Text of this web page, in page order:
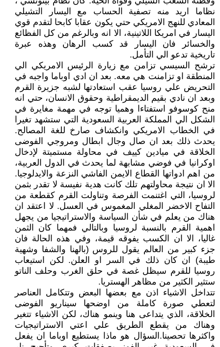
نظاما اريد منه تصفية الحساب مع اليسار التشيلي
المعادي للنهج الامريكي حتي يكون عقابا كابحا لتقدم قوي
اليسار في امريكا اللاتينية، الا انه وبالرغم من كل الفظائع
والخسائر فان اليسار قد كسب الرهان وهذه عبرة
تاريخية تدعو الي التأمل.
ترشح السيسي تزامن مع زيارة الرئيس الامريكي الي
المنطقة او تزامنت هي معه. بعد ان ادي اوباما واجبه في
التحريض علي روسيا عقب استعادتها لشبه جزيرة القرم
وبعد ان نادي بقيم الديمقراطية وحقوق الانسان، حتي انه
منح كوسوفو استفتاءا وهميا توجه في مهمة مغايرة في
الشكل الي المملكة العربية السعودية التي ستشهد تغيرا
في الخطاب الامريكي وانكشاف صارخ للغة المصالح.
يحدث ذلك بعد ان صال وجال ابطال ومروجي الفوضى
الخلاقة في ميادين كييف في محاولة مستميتة لإدخال
اوكرانيا في فوضي مشابهة لما يحدث في الدول العربية،
من اهم ادواتها القطاع الايمن الفاشي النزعة والايدلوجيا.
الا ان نتيجة محاولتهم تلك كانت هدية نفيسة لا تقدر بثمن
لروسيا، التي اغتنمت الفرصة وتناولت القرم كقطعة من
التفاح الاخضر المغلي المغموس في العسل. لا اعتقد ان
هناك من يعلم في شأن السياسة والاستراتيجيا من يجهل
اهمية القرم بالنسبة لروسيا وبالتالي فمهما كان الثمن
غاليا، الا ان الكسب يفوقه قيمة، وفي هذه الحالة فان
جزء كبير من العالم يقول للروس (بالهنا والشفا وشهية
طيبة) ان كان ذلك في السر او العلن. لكن استيعاب
روسيا للقرم سيظل غصة في حلق الغرب وحلف الناتو
ستثير الكثير من مظاهر الهستريا.
تتداخل الاشياء اذن مع بعضها البعض وتتكامل العناصر
لتعطي صورة كاملة من اوضحها سيناريو الفوضى
الخلاقة، الذي يتداعى هنا وينمو هناك، لكن الاشياء تتغير
وهناك من يقطع الطريق علي اعتي الاستراتيجيات
واكثرها تحصينا.السؤال هو ماذا يستطيع اوباما ان يفعل